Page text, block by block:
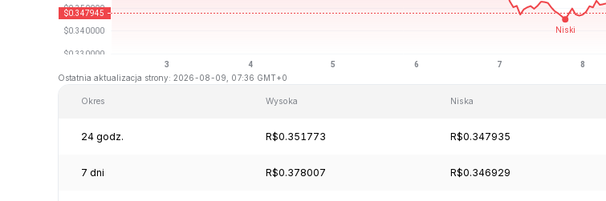
Ostatnia aktualizacja strony: 2026-08-09, 07:36 GMT+0
Okres Wysoka Niska
24 godz. R$0.351773 R$0.347935
7 dni R$0.378007 R$0.346929